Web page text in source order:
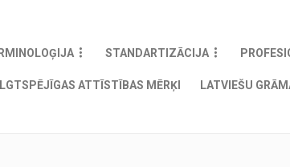
STANDARTIZĀCIJA
ILGTSPĒJĪGAS ATTĪSTĪBAS MĒRĶI LATVIEŠU